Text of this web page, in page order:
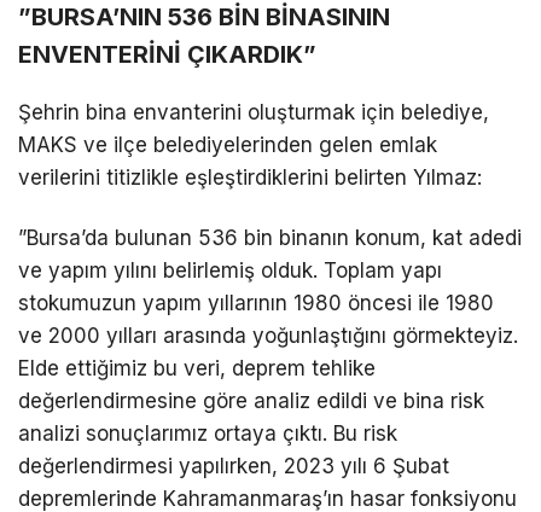
​”BURSA’NIN 536 BİN BİNASININ
ENVENTERİNİ ÇIKARDIK”
​Şehrin bina envanterini oluşturmak için belediye,
MAKS ve ilçe belediyelerinden gelen emlak
verilerini titizlikle eşleştirdiklerini belirten Yılmaz:
​”Bursa’da bulunan 536 bin binanın konum, kat adedi
ve yapım yılını belirlemiş olduk. Toplam yapı
stokumuzun yapım yıllarının 1980 öncesi ile 1980
ve 2000 yılları arasında yoğunlaştığını görmekteyiz.
Elde ettiğimiz bu veri, deprem tehlike
değerlendirmesine göre analiz edildi ve bina risk
analizi sonuçlarımız ortaya çıktı. Bu risk
değerlendirmesi yapılırken, 2023 yılı 6 Şubat
depremlerinde Kahramanmaraş’ın hasar fonksiyonu